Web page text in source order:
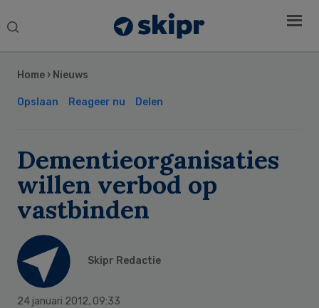
Search
Home › Nieuws
Opslaan Reageer nu Delen
Dementieorganisaties
willen verbod op
vastbinden
Skipr Redactie
24 januari 2012, 09:33
Sidebar